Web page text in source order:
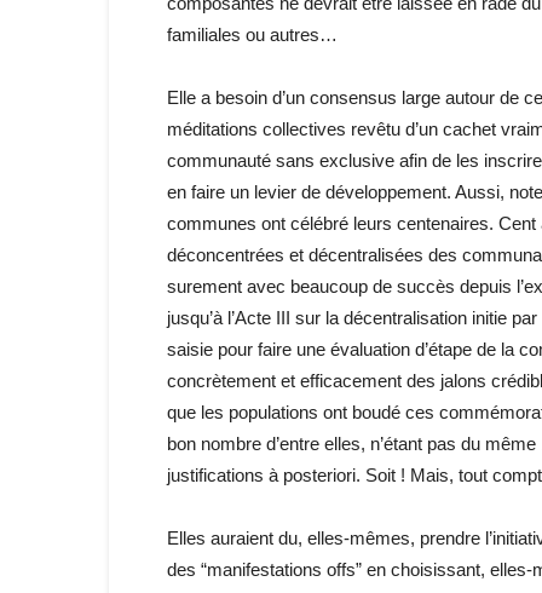
familiales ou autres…
Elle a besoin d’un consensus large autour de
méditations collectives revêtu d’un cachet
communauté sans exclusive afin de les
en faire un levier de développement. Aussi,
communes ont célébré leurs centenaires. Cent
déconcentrées et décentralisées des
surement avec beaucoup de succès depuis
jusqu’à l’Acte III sur la décentralisation initie
saisie pour faire une évaluation d’étape de la
concrètement et efficacement des jalons
que les populations ont boudé ces
bon nombre d’entre elles, n’étant pas du
justifications à posteriori. Soit ! Mais, tout
Elles auraient du, elles-mêmes, prendre
des “manifestations offs” en choisissant,